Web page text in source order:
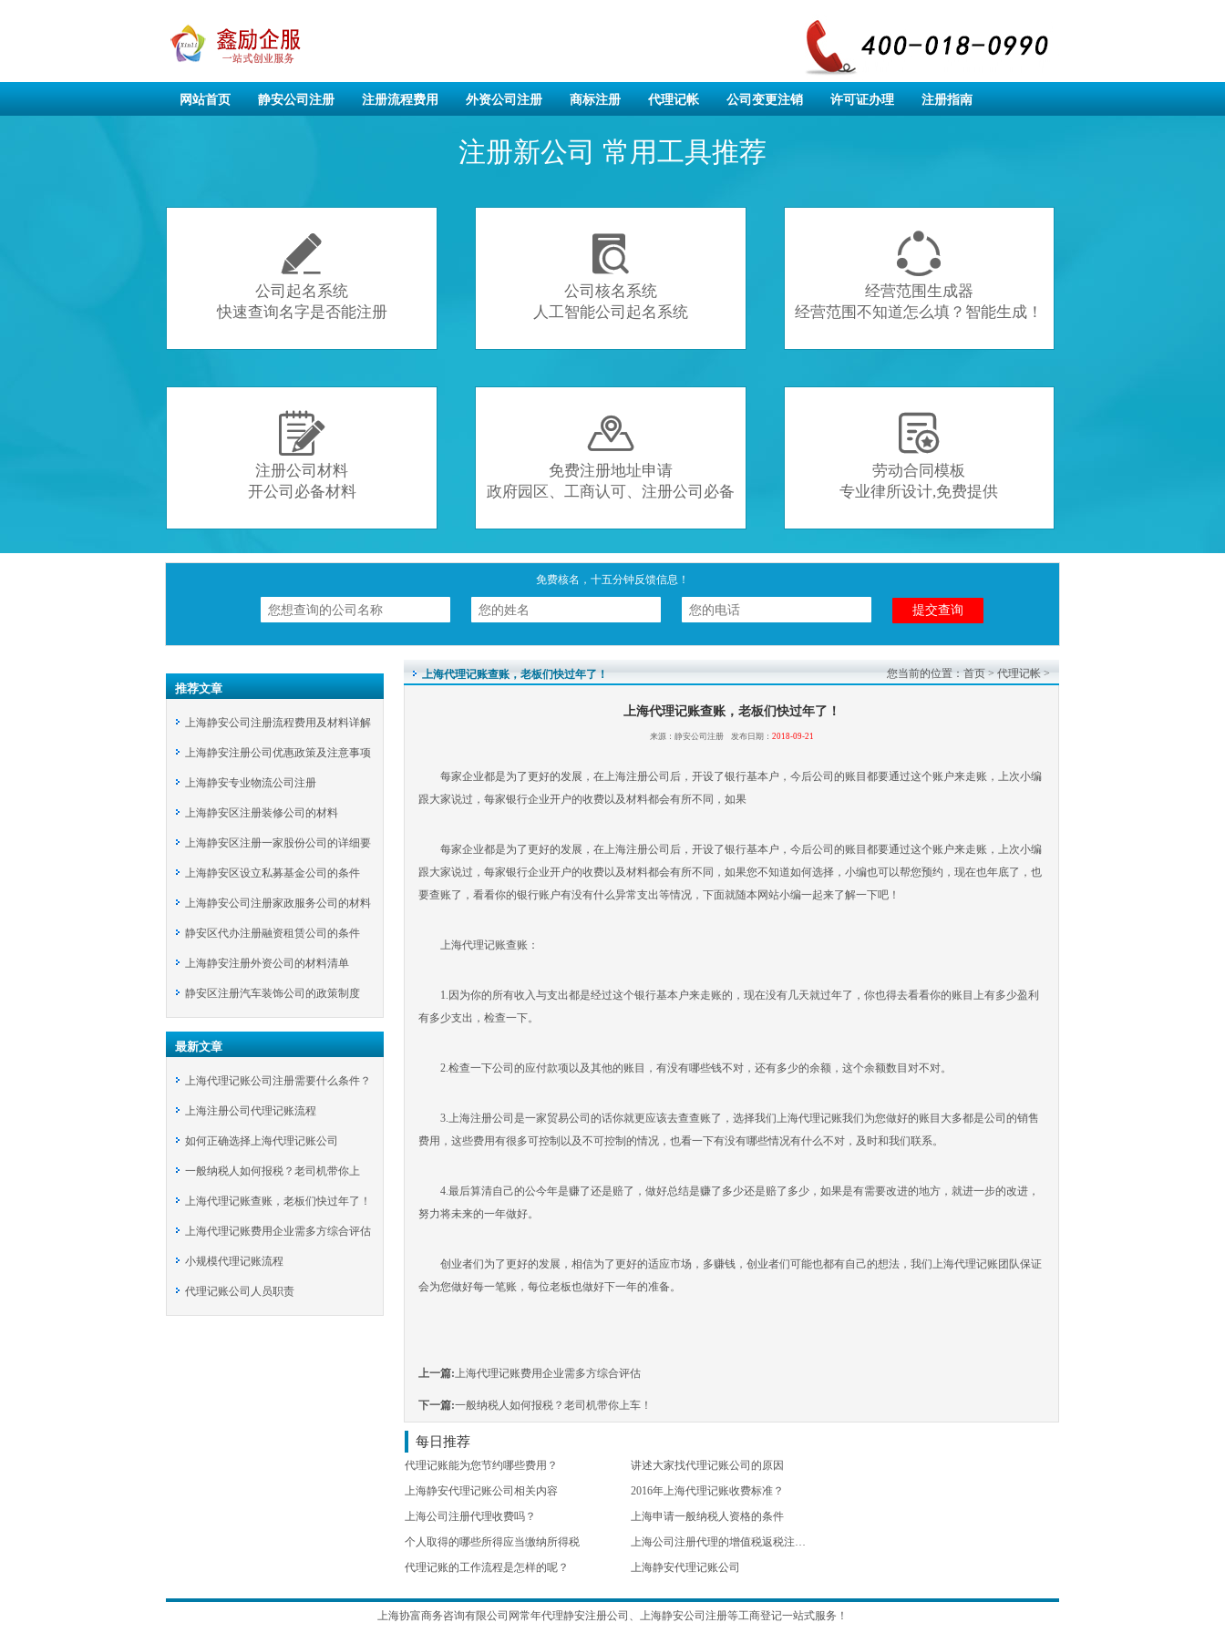
网站首页 静安公司注册 注册流程费用 外资公司注册 商标注册 代理记帐 公司变更注销 许可证办理 注册指南
注册新公司 常用工具推荐

公司起名系统
快速查询名字是否能注册

公司核名系统
人工智能公司起名系统

经营范围生成器
经营范围不知道怎么填？智能生成！

注册公司材料
开公司必备材料

免费注册地址申请
政府园区、工商认可、注册公司必备

劳动合同模板
专业律所设计,免费提供
免费核名，十五分钟反馈信息！
推荐文章
上海静安公司注册流程费用及材料详解
上海静安注册公司优惠政策及注意事项
上海静安专业物流公司注册
上海静安区注册装修公司的材料
上海静安区注册一家股份公司的详细要
求
上海静安区设立私募基金公司的条件
上海静安公司注册家政服务公司的材料
静安区代办注册融资租赁公司的条件
上海静安注册外资公司的材料清单
静安区注册汽车装饰公司的政策制度
最新文章
上海代理记账公司注册需要什么条件？
上海注册公司代理记账流程
如何正确选择上海代理记账公司
一般纳税人如何报税？老司机带你上
车！
上海代理记账查账，老板们快过年了！
上海代理记账费用企业需多方综合评估
小规模代理记账流程
代理记账公司人员职责
上海代理记账查账，老板们快过年了！ 您当前的位置： 首页 > 代理记帐 >
上海代理记账查账，老板们快过年了！
来源：静安公司注册 发布日期： 2018-09-21
每家企业都是为了更好的发展，在上海注册公司后，开设了银行基本户，今后公司的账目都要通过这个账户来走账，上次小编
跟大家说过，每家银行企业开户的收费以及材料都会有所不同，如果
每家企业都是为了更好的发展，在上海注册公司后，开设了银行基本户，今后公司的账目都要通过这个账户来走账，上次小编
跟大家说过，每家银行企业开户的收费以及材料都会有所不同，如果您不知道如何选择，小编也可以帮您预约，现在也年底了，也
要查账了，看看你的银行账户有没有什么异常支出等情况，下面就随本网站小编一起来了解一下吧！
上海代理记账查账：
1.因为你的所有收入与支出都是经过这个银行基本户来走账的，现在没有几天就过年了，你也得去看看你的账目上有多少盈利
有多少支出，检查一下。
2.检查一下公司的应付款项以及其他的账目，有没有哪些钱不对，还有多少的余额，这个余额数目对不对。
3.上海注册公司是一家贸易公司的话你就更应该去查查账了，选择我们上海代理记账我们为您做好的账目大多都是公司的销售
费用，这些费用有很多可控制以及不可控制的情况，也看一下有没有哪些情况有什么不对，及时和我们联系。
4.最后算清自己的公今年是赚了还是赔了，做好总结是赚了多少还是赔了多少，如果是有需要改进的地方，就进一步的改进，
努力将未来的一年做好。
创业者们为了更好的发展，相信为了更好的适应市场，多赚钱，创业者们可能也都有自己的想法，我们上海代理记账团队保证
会为您做好每一笔账，每位老板也做好下一年的准备。
上一篇:上海代理记账费用企业需多方综合评估
下一篇:一般纳税人如何报税？老司机带你上车！
每日推荐
代理记账能为您节约哪些费用？
讲述大家找代理记账公司的原因
上海静安代理记账公司相关内容
2016年上海代理记账收费标准？
上海公司注册代理收费吗？
上海申请一般纳税人资格的条件
个人取得的哪些所得应当缴纳所得税
上海公司注册代理的增值税返税注意事项
代理记账的工作流程是怎样的呢？
上海静安代理记账公司
上海协富商务咨询有限公司网常年代理静安注册公司、 上海静安公司注册等工商登记一站式服务！